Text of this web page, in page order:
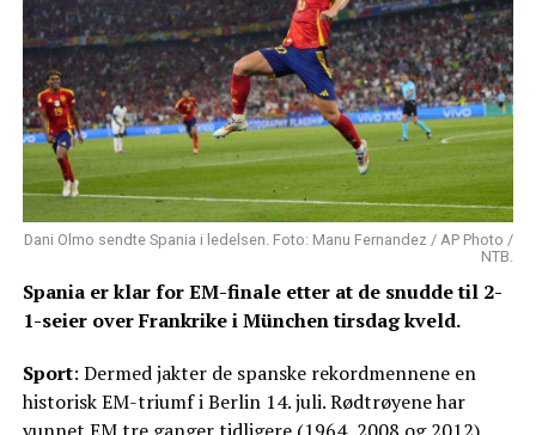
Dani Olmo sendte Spania i ledelsen. Foto: Manu Fernandez / AP Photo /
NTB.
Spania er klar for EM-finale etter at de snudde til 2-
1-seier over Frankrike i München tirsdag kveld.
Sport: Dermed jakter de spanske rekordmennene en
historisk EM-triumf i Berlin 14. juli. Rødtrøyene har